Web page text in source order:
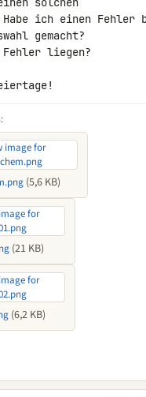
ich einen Fehler
gemacht?
Fehler liegen?
(5,6 KB)
(21 KB)
(6,2 KB)